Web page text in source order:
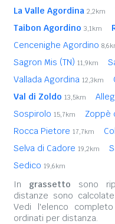
La Valle Agordina 2,2km
Taibon Agordino 3,1km
Cencenighe Agordino
Sagron Mis (TN) 11,9km
Vallada Agordina 12,3km
Val di Zoldo 13,5km
Sospirolo 15,7km Zoppè
Rocca Pietore 17,7km
Selva di Cadore 19,2km
Sedico 19,6km
In grassetto sono
distanze sono
Vedi l'elenco
ordinati per distanza.